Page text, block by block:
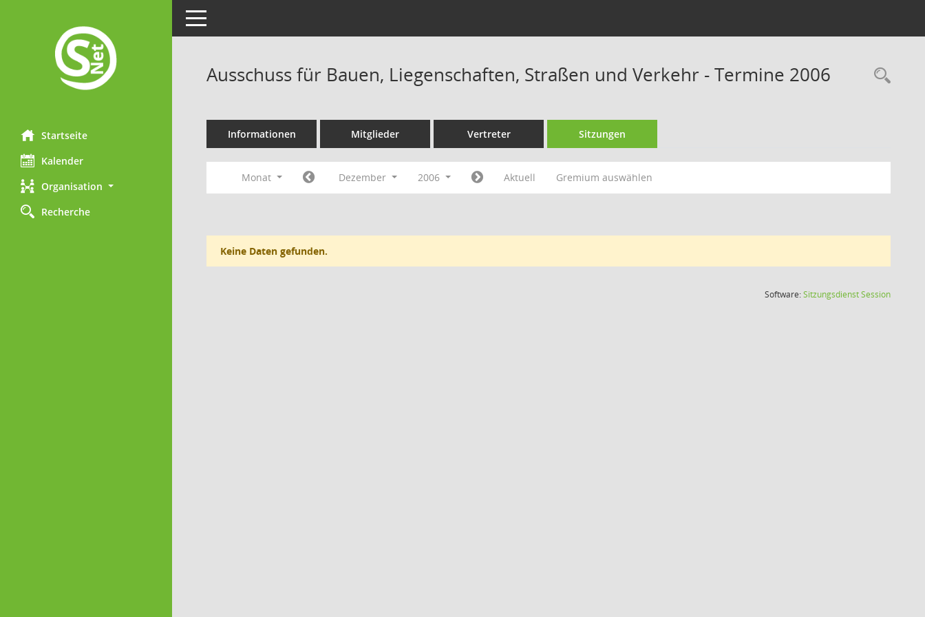
Startseite
Kalender
Organisation
Recherche
Toggle navigation
Ausschuss für Bauen, Liegenschaften, Straßen und Verkehr - Termine 2006
Informationen Mitglieder Vertreter Sitzungen
Monat Dezember 2006 Aktuell Gremium auswählen
Keine Daten gefunden.
Software:SitzungsdienstSession(Wird in